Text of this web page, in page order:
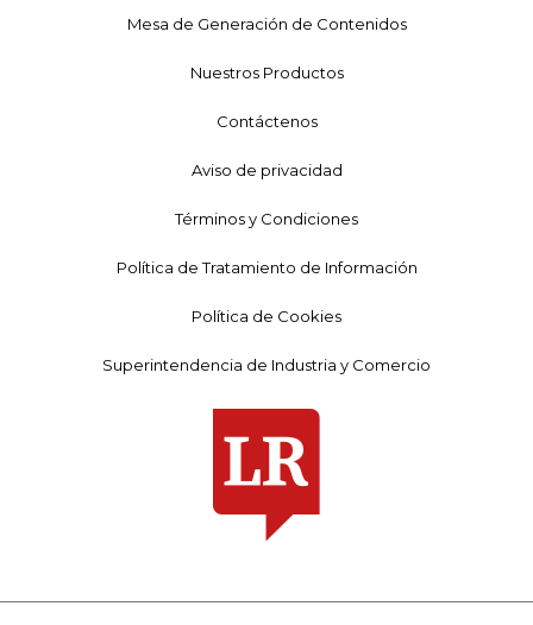
Mesa de Generación de Contenidos
Nuestros Productos
Contáctenos
Aviso de privacidad
Términos y Condiciones
Política de Tratamiento de Información
Política de Cookies
Superintendencia de Industria y Comercio